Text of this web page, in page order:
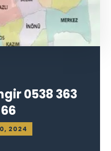
0538 363
2024